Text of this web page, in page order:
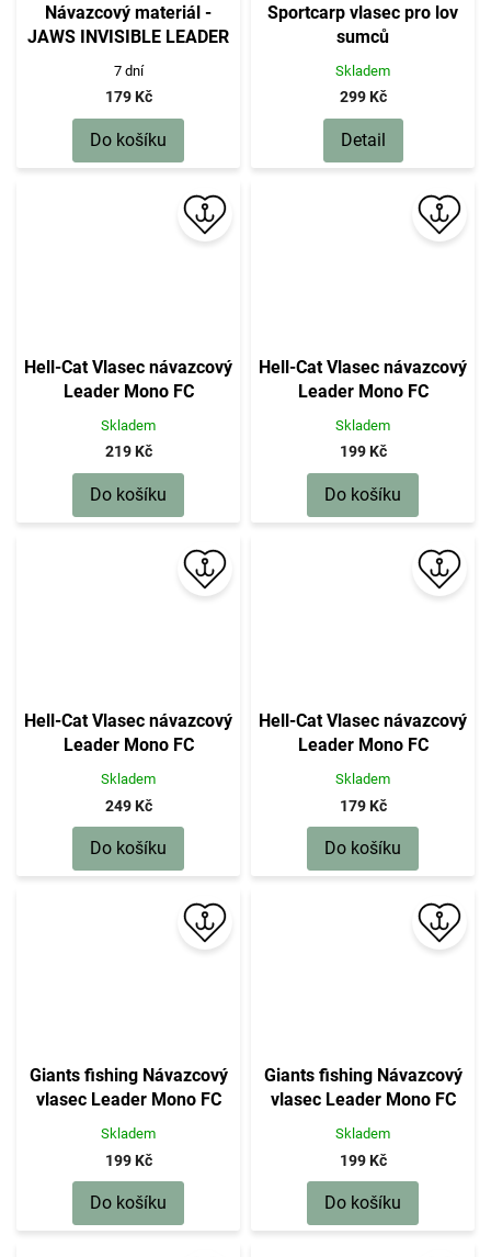
Návazcový materiál -
JAWS INVISIBLE LEADER
1.00mm/50m/55kg - 1 ks
7 dní
179 Kč
Do košíku
Sportcarp vlasec pro lov
sumců
Skladem
299 Kč
Detail
Hell-Cat Vlasec návazcový
Leader Mono FC
50m|1,10mm, 66kg
Skladem
219 Kč
Do košíku
Hell-Cat Vlasec návazcový
Leader Mono FC
50m|1,00mm, 62kg
Skladem
199 Kč
Do košíku
Hell-Cat Vlasec návazcový
Leader Mono FC
50m|1,30mm, 73kg
Skladem
249 Kč
Do košíku
Hell-Cat Vlasec návazcový
Leader Mono FC
50m|0,80mm, 41kg
Skladem
179 Kč
Do košíku
Giants fishing Návazcový
vlasec Leader Mono FC
100m|0,65mm(29kg)
Skladem
199 Kč
Do košíku
Giants fishing Návazcový
vlasec Leader Mono FC
100m|0,60mm(24kg)
Skladem
199 Kč
Do košíku